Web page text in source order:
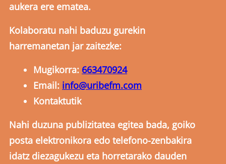
aukera ere ematea.
Kolaboratu nahi baduzu gurekin
harremanetan jar zaitezke:
Mugikorra: 663470924
Email: info@uribefm.com
Kontaktutik
Nahi duzuna publizitatea egitea bada, goiko
posta elektronikora edo telefono-zenbakira
idatz diezagukezu eta horretarako dauden